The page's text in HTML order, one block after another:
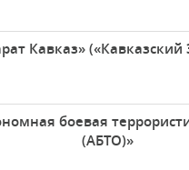
Кавказ» («Кавказский
боевая
(АБТО)»